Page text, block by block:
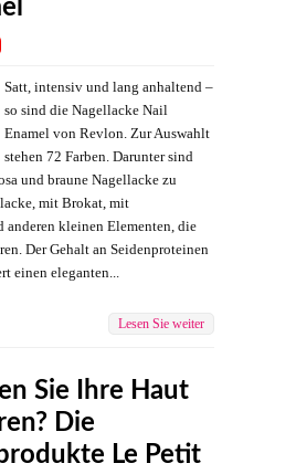
Satt, intensiv und lang anhaltend –
so sind die Nagellacke Nail
Enamel von Revlon. Zur Auswahlt
stehen 72 Farben. Darunter sind
und braune Nagellacke zu
mit Brokat, mit
kleinen Elementen, die
Der Gehalt an Seidenproteinen
einen eleganten...
Lesen Sie weiter
Sie Ihre Haut
Die
Le Petit